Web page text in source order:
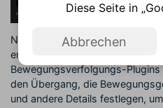
Nach dem Hinzufügen des
entsprechenden Abschnitt des
Bewegungsverfolgungs-
den Übergang, die
und andere Details festlegen,
Diese Seite in
Abbrechen